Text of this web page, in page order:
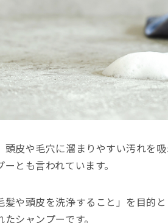
頭皮や毛穴に溜まりやすい汚れを
とも言われています。
や頭皮を洗浄すること」を目的
シャンプーです。